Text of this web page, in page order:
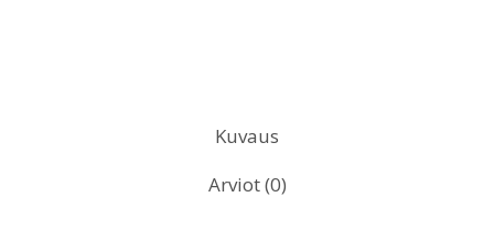
Kuvaus
Arviot (0)